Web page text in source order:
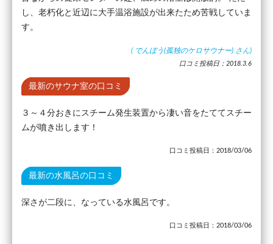
し、老朽化と近辺に大手温浴施設が出来たため苦戦していま
す。
( でんぼう(孤独のケロサウナー) さん)
口コミ投稿日：2018.3.6
最新のサウナ室の口コミ
３～４分おきにスチーム発生装置から凄い音をたててスチー
ムが噴き出します！
口コミ投稿日：2018/03/06
最新の水風呂の口コミ
深さが二段に、なっている水風呂です。
口コミ投稿日：2018/03/06